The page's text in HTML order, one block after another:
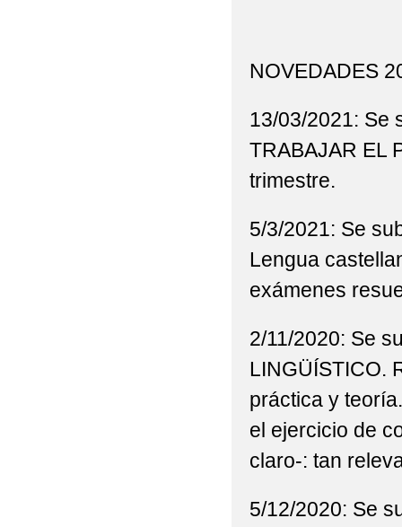
NOVEDADES
13/03/2021: Se
TRABAJAR EL
trimestre.
5/3/2021: Se
Lengua
exámenes
2/11/2020: Se
LINGÜÍSTICO.
práctica y
el ejercicio de
claro-: tan
5/12/2020: Se